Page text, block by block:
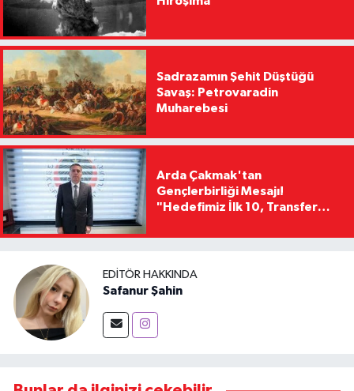
Sadrazamın Şehit Düştüğü
Savaş: Petrovaradin
Muharebesi
Arda Çakmak'tan
Gençlerbirliği Mesajı!
"Hedefimiz İlk 10, Transfer
Kaldıracağız"
EDITÖR HAKKINDA
Safanur Şahin